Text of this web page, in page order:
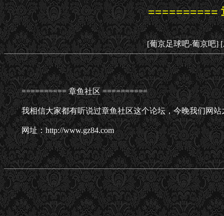
==========
[葡京足球吧-葡京吧] [
========== 章鱼社区 ==========
我相信大家都有听说过章鱼社区这个论坛，今晚我们网
网址：http://www.gz84.com